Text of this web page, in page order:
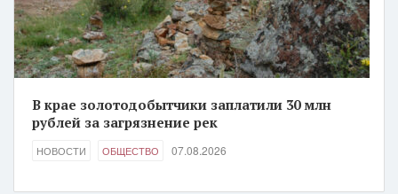
В крае золотодобытчики заплатили 30 млн
рублей за загрязнение рек
НОВОСТИ ОБЩЕСТВО 07.08.2026